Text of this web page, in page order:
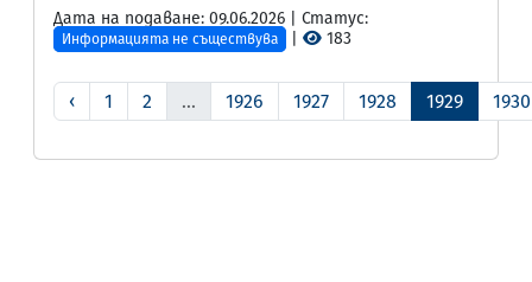
Дата на подаване: 09.06.2026 | Статус:
Информацията не съществува 183
‹ 1 2 ... 1926 1927 1928 1929 1930